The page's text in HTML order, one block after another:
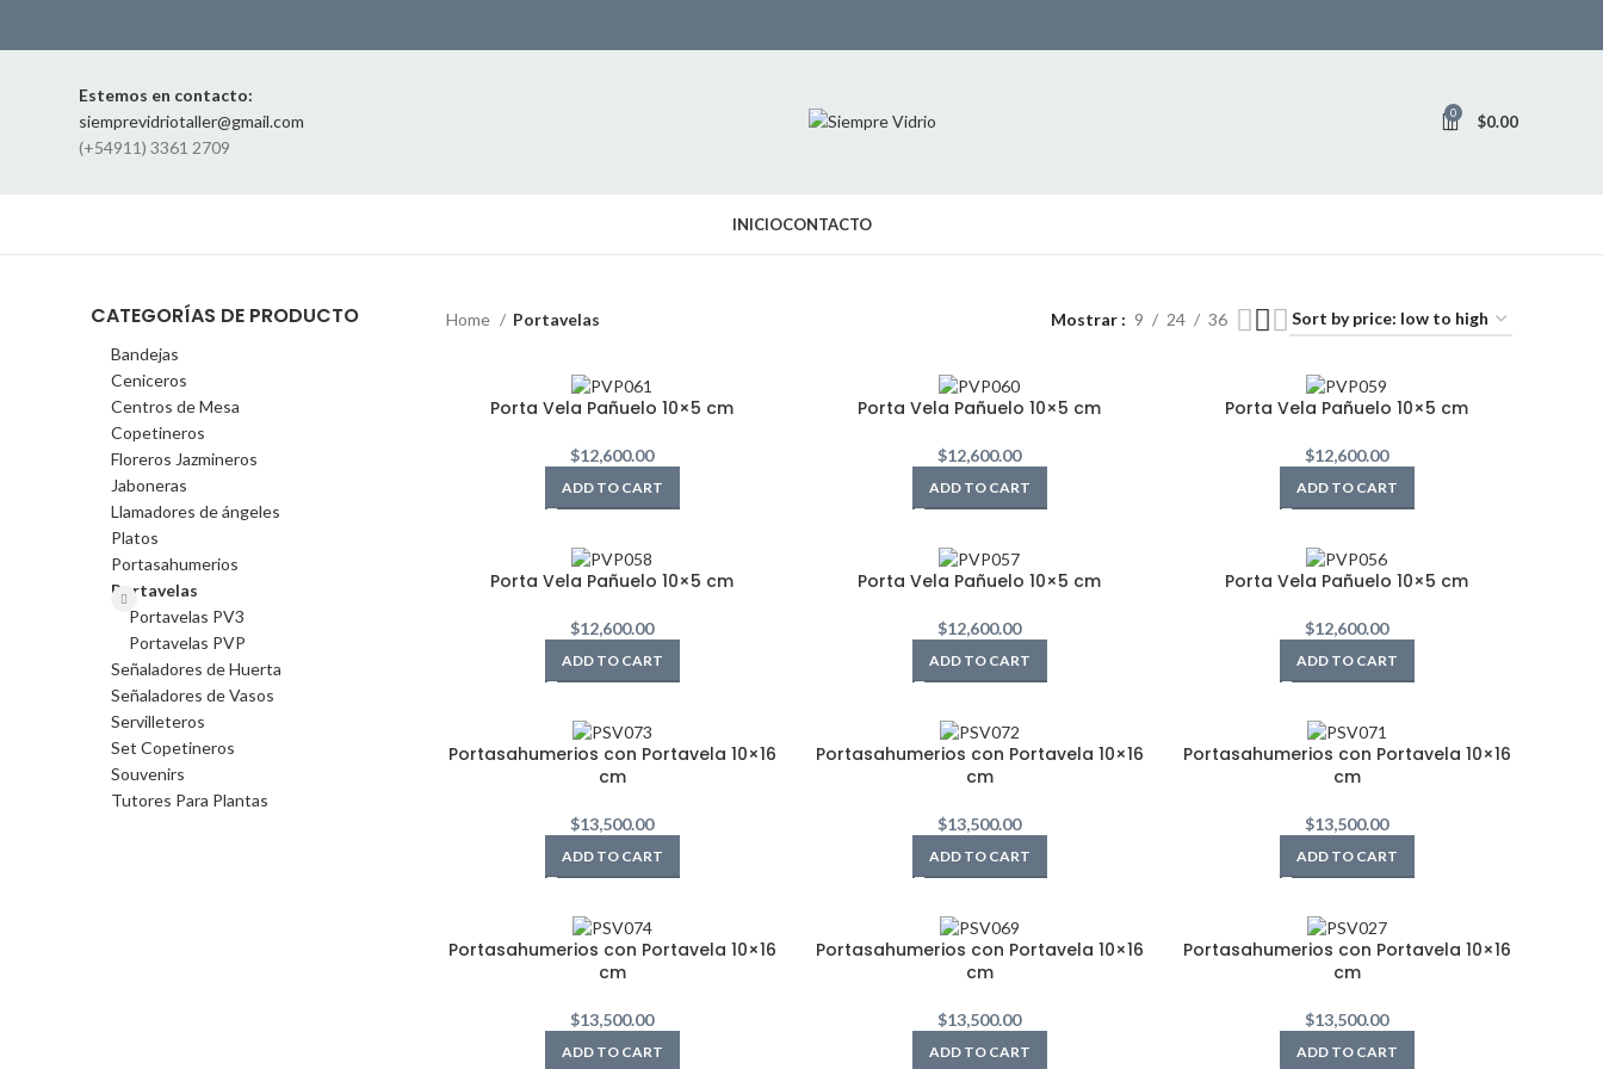
Estemos en contacto:
siemprevidriotaller@gmail.com
(+54911) 3361 2709
0 $0.00
INICIOCONTACTO
CATEGORÍAS DE PRODUCTO
Bandejas
Ceniceros
Centros de Mesa
Copetineros
Floreros Jazmineros
Jaboneras
Llamadores de ángeles
Platos
Portasahumerios
Portavelas
Portavelas PV3
Portavelas PVP
Señaladores de Huerta
Señaladores de Vasos
Servilleteros
Set Copetineros
Souvenirs
Tutores Para Plantas
Home Portavelas Mostrar 9 24 36
Porta Vela Pañuelo 10×5 cm
$12,600.00
ADD TO CART
Porta Vela Pañuelo 10×5 cm
$12,600.00
ADD TO CART
Porta Vela Pañuelo 10×5 cm
$12,600.00
ADD TO CART
Porta Vela Pañuelo 10×5 cm
$12,600.00
ADD TO CART
Porta Vela Pañuelo 10×5 cm
$12,600.00
ADD TO CART
Porta Vela Pañuelo 10×5 cm
$12,600.00
ADD TO CART
Portasahumerios con Portavela 10×16
cm
$13,500.00
ADD TO CART
Portasahumerios con Portavela 10×16
cm
$13,500.00
ADD TO CART
Portasahumerios con Portavela 10×16
cm
$13,500.00
ADD TO CART
Portasahumerios con Portavela 10×16
cm
$13,500.00
ADD TO CART
Portasahumerios con Portavela 10×16
cm
$13,500.00
ADD TO CART
Portasahumerios con Portavela 10×16
cm
$13,500.00
ADD TO CART